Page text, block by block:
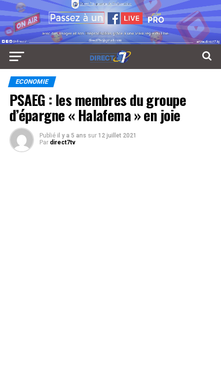
ECONOMIE
PSAEG : les membres du groupe
d’épargne « Halafema » en joie
Publié il y a 5 ans sur 12 juillet 2021
Par direct7tv